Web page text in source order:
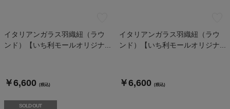
イタリアンガラス羽織紐（ラウ
ンド）【いち利モールオリジナ...
￥6,600 (税込)
イタリアンガラス羽織紐（ラウ
ンド）【いち利モールオリジナ...
￥6,600 (税込)
SOLD OUT